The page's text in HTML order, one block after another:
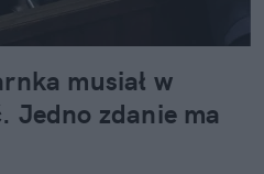
musiał w
Jedno zdanie ma